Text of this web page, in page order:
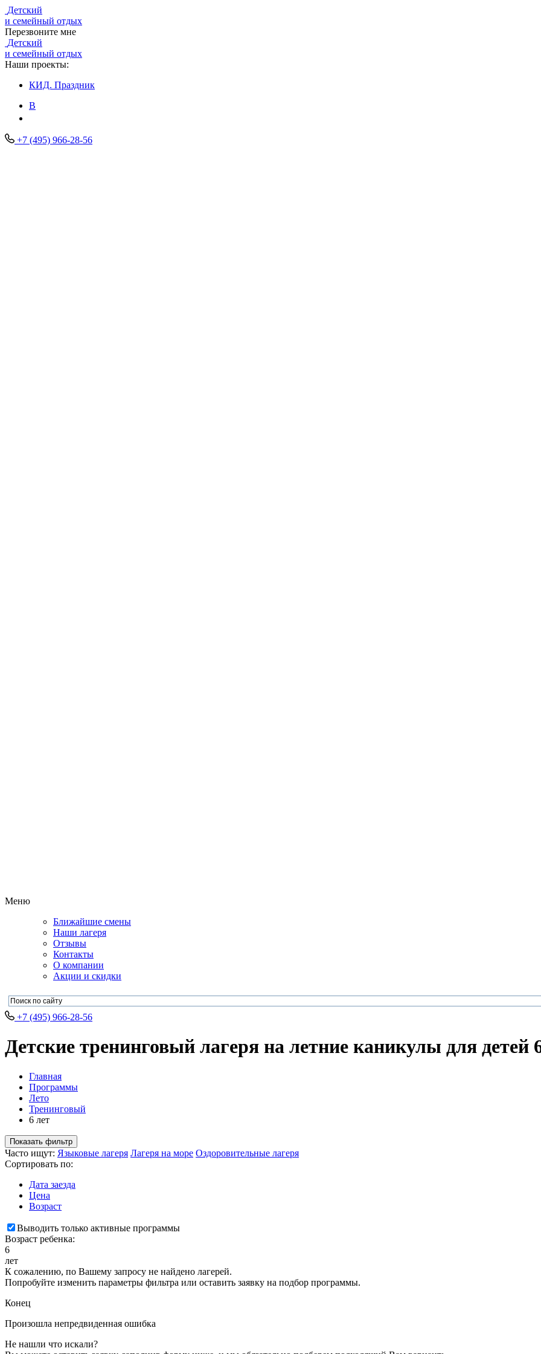
Детский
и семейный отдых
Перезвоните мне
Детский
и семейный отдых
Наши проекты:
КИД. Праздник
В
+7 (495) 966-28-56
Меню
Ближайшие смены
Наши лагеря
Отзывы
Контакты
О компании
Акции и скидки
+7 (495) 966-28-56
Детские тренинговый лагеря на летние каникулы для детей
Главная
Программы
Лето
Тренинговый
6 лет
Показать фильтр
Часто ищут: Языковые лагеря Лагеря на море Оздоровительные лагеря
Сортировать по:
Дата заезда
Цена
Возраст
Выводить только активные программы
Возраст ребенка:
6
лет
К сожалению, по Вашему запросу не найдено лагерей.
Попробуйте изменить параметры фильтра или оставить заявку на подбор программы.
Конец
Произошла непредвиденная ошибка
Не нашли что искали?